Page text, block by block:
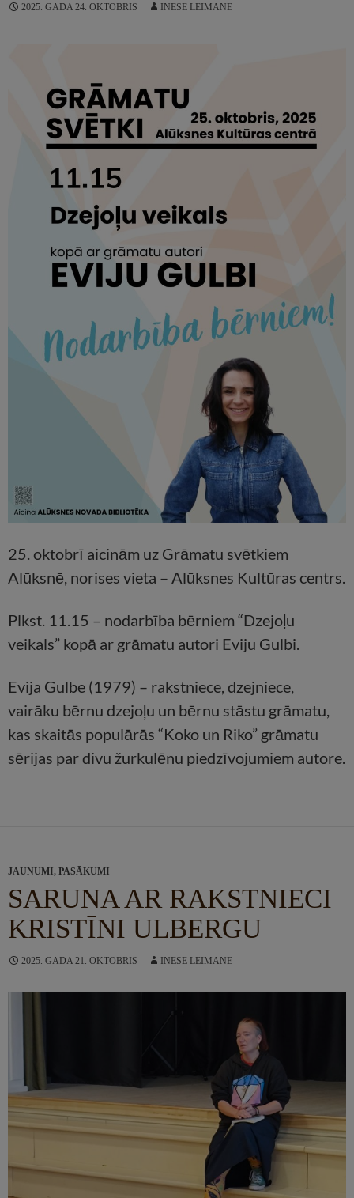
2025. GADA 24. OKTOBRIS INESE LEIMANE
25. oktobrī aicinām uz Grāmatu svētkiem
Alūksnē, norises vieta – Alūksnes Kultūras centrs.
Plkst. 11.15 – nodarbība bērniem “Dzejoļu
veikals” kopā ar grāmatu autori Eviju Gulbi.
Evija Gulbe (1979) – rakstniece, dzejniece,
vairāku bērnu dzejoļu un bērnu stāstu grāmatu,
kas skaitās populārās “Koko un Riko” grāmatu
sērijas par divu žurkulēnu piedzīvojumiem autore.
JAUNUMI, PASĀKUMI
SARUNA AR RAKSTNIECI
KRISTĪNI ULBERGU
2025. GADA 21. OKTOBRIS INESE LEIMANE